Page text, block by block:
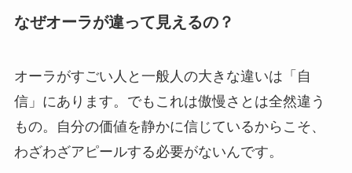
なぜオーラが違って見えるの？
オーラがすごい人と一般人の大きな違いは「自
信」にあります。でもこれは傲慢さとは全然違う
もの。自分の価値を静かに信じているからこそ、
わざわざアピールする必要がないんです。